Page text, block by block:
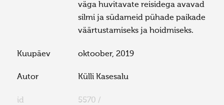
väga huvitavate reisidega avavad
silmi ja südameid pühade paikade
väärtustamiseks ja hoidmiseks.
Kuupäev oktoober, 2019
Autor Külli Kasesalu
id 5570 /